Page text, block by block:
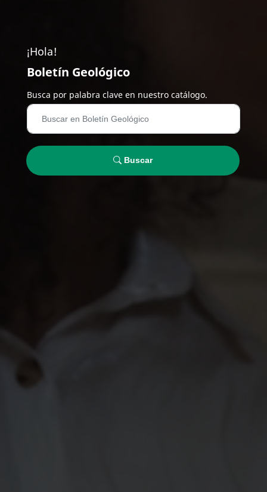
¡Hola!
Boletín Geológico
Busca por palabra clave en nuestro catálogo.
Buscar